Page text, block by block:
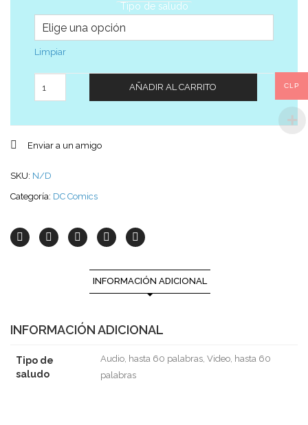
Tipo de saludo
Limpiar
AÑADIR AL CARRITO
Enviar a un amigo
SKU: N/D
Categoría: DC Comics
INFORMACIÓN ADICIONAL
INFORMACIÓN ADICIONAL
Tipo de
saludo
Audio, hasta 60 palabras, Video, hasta 60
palabras
CLP